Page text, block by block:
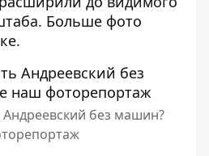
Больше фото
.
Андреевский без машин?